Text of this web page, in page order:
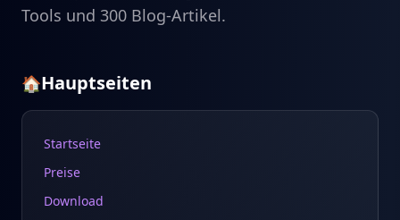
Tools und 300 Blog-Artikel.
🏠Hauptseiten
Startseite
Preise
Download